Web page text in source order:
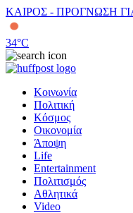
ΚΑΙΡΟΣ - ΠΡΟΓΝΩΣΗ
34°C
Κοινωνία
Πολιτική
Κόσμος
Οικονομία
Άποψη
Life
Entertainment
Πολιτισμός
Αθλητικά
Video